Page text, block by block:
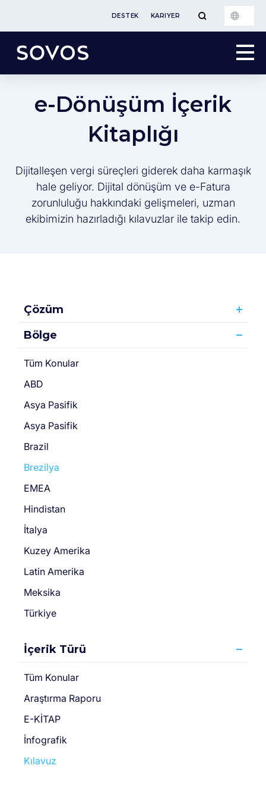
DESTEK KARIYER
e-Dönüşüm İçerik
Kitaplığı
Dijitalleşen vergi süreçleri giderek daha karmaşık
hale geliyor. Dijital dönüşüm ve e-Fatura
zorunluluğu hakkındaki gelişmeleri, uzman
ekibimizin hazırladığı kılavuzlar ile takip edin.
Çözüm
Bölge
Tüm Konular
ABD
Asya Pasifik
Asya Pasifik
Brazil
Brezilya
EMEA
Hindistan
İtalya
Kuzey Amerika
Latin Amerika
Meksika
Türkiye
İçerik Türü
Tüm Konular
Araştırma Raporu
E-KİTAP
İnfografik
Kılavuz